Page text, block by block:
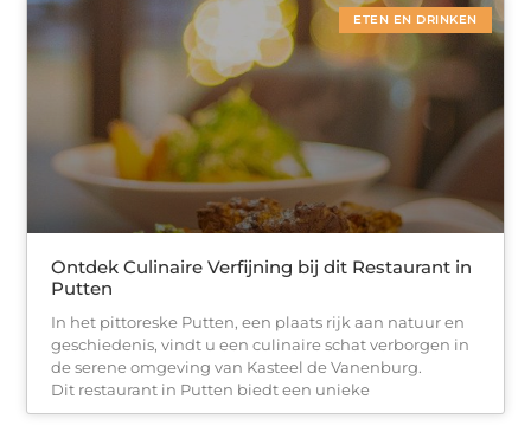
ETEN EN DRINKEN
Ontdek Culinaire Verfijning bij dit Restaurant in
Putten
In het pittoreske Putten, een plaats rijk aan natuur en
geschiedenis, vindt u een culinaire schat verborgen in
de serene omgeving van Kasteel de Vanenburg.
Dit restaurant in Putten biedt een unieke